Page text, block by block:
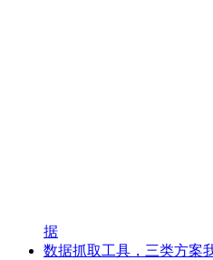
据
数据抓取工具，三类方案